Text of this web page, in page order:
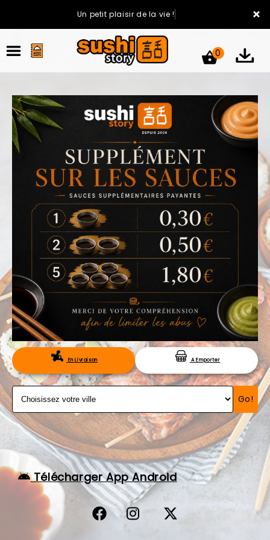
×
Un petit plaisir de la vie !
ACCUEIL
LA CARTE
VOTRE COMPTE
NOTRE RESTAURANT
VOS AVIS
MENTIONS LÉGALES
C.G.V
RÉSERVATION
0
En Livraison A Emporter
Go!
Télécharger App Android